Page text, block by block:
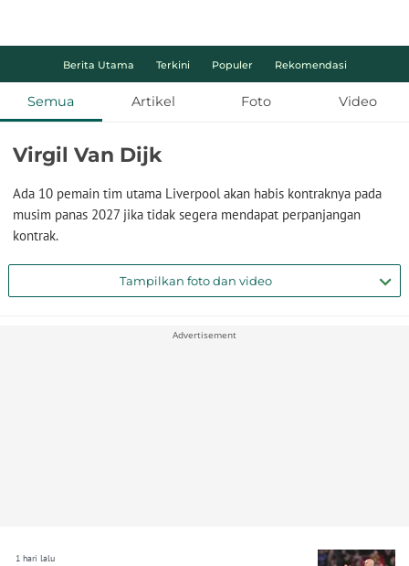
Berita Utama Terkini Populer Rekomendasi
Semua Artikel Foto Video
Virgil Van Dijk
Ada 10 pemain tim utama Liverpool akan habis kontraknya pada
musim panas 2027 jika tidak segera mendapat perpanjangan
kontrak.
Tampilkan foto dan video
Advertisement
1 hari lalu